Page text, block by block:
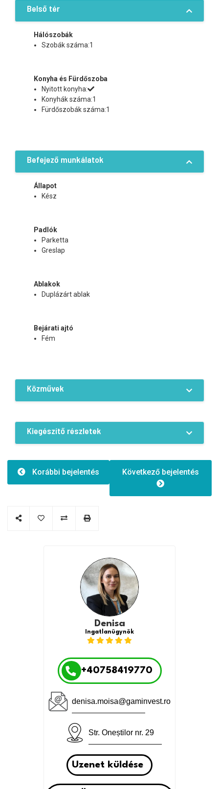
Belső tér
Hálószobák
Szobák száma:1
Konyha és Fürdőszoba
Nyitott konyha:
Konyhák száma:1
Fürdőszobák száma:1
Befejező munkálatok
Állapot
Kész
Padlók
Parketta
Greslap
Ablakok
Duplázárt ablak
Bejárati ajtó
Fém
Közművek
Kiegészítő részletek
Épület típusa:1
Korábbi bejelentés Következő bejelentés
Denisa
Ingatlanügynök
+40758419770
denisa.moisa@gaminvest.ro
Str. Oneștilor nr. 29
Uzenet küldése